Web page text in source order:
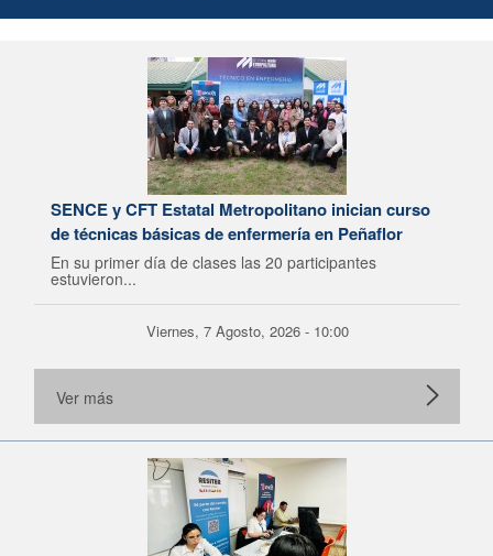
SENCE y CFT Estatal Metropolitano inician curso
de técnicas básicas de enfermería en Peñaflor
En su primer día de clases las 20 participantes
estuvieron...
Viernes, 7 Agosto, 2026 - 10:00
Ver más